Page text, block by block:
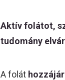
Aktív folátot,
tudomány
A folát